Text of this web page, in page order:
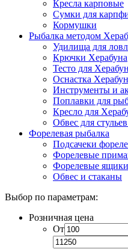
Кресла карповые
Сумки для
Кормушки
Рыбалка методом
Удилища для
Крючки Херабуна
Тесто для
Оснастка
Инструменты и
Поплавки для
Кресло для
Обвес для
Форелевая рыбалка
Подсачеки
Форелевые
Форелевые ящики
Обвес и стаканы
Выбор по параметрам:
Розничная цена
От